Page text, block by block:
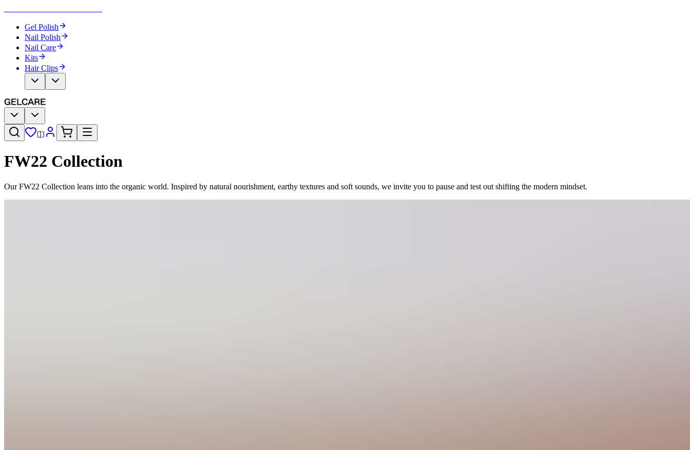
Gel Polish
Nail Polish
Nail Care
Kits
Hair Clips
FW22 Collection​​​​‌ ‍ ​‍​‍‌‍ ‌ ​‍‌‍‍‌‌‍‌ ‌‍‍‌‌‍ ‍​‍​‍​ ‍‍​‍​‍‌ ​ ‌‍​‌‌‍ ‍‌‍‍‌‌ ‌​‌ ‍‌​‍ ‍‌‍‍‌‌‍ ​‍​‍​‍ ​​‍​‍‌‍‍​‌ ​‍‌‍‌‌‌‍‌‍​‍​‍​ ‍‍​‍​‍‌‍‍​‌ ‌​‌ ‌​‌ ​​‌ ​ ​ ‍‍​‍ ​‍ ‌‍‌ ‌‍‌‌‌‍ ​‌‍​ ‌‍​‌‌ ​‍‌‍‌‌​‍ ‍‌ ​ ‌‍​‌‌‍ ‍‌‍‍‌‌ ‌​‌ ‍‌​‍ ‍‌ ​ ‌ ‌​‌ ‌‌‌‍‌​‌‍‍‌‌‍ ​‍ ‌‍‍‌‌‍ ‍‌ ‌​‌‍‌‌‌‍ ‍‌ ‌​​‍ ‌‍‌‌‌‍‌​‌‍‍‌‌ ‌​​‍ ‌‍ ‌‌‍ ‌‍‌​‌‍‌‌​ ‌‌ ​​‌ ​‍‌‍‌‌‌ ​ ‌‍‌‌‌‍ ‍‌ ‌​‌‍​‌‌ ‌​‌‍‍‌‌‍ ‌‍ ‍​ ‍ ‌‍‍‌‌‍‌​​ ‌‌ ​ ‌‍‍​‌‍ ‌ ​​‌‍‍‌‌‍‌‍‌ ‍‌‌​​ ‌‍ ‌‍ ​‌‍ ​‌‍‌‌‌‍​ ‌ ‌​‌‍‍‌‌‍ ‌‍ ‍​‍ ‌​ ‌​​ ‌ ​ ​ ​ ​‌​ ‌​​ ​ ​ ‌‍​ ‌ ​ ​ ​ ​‌​ ​‍​ ‌‌​ ‍ ‌ ‌​‌ ‍‌‌ ​​‌‍‌‌​ ‌‌‍​ ‌‍ ‌‍ ​‌‍ ​‌‍‌‌‌‍​ ‌ ‌​‌‍‍‌‌‍ ‌‍ ‍​ ‍ ‌ ​​‌‍​‌‌ ‌​‌‍‍​​ ‌‌‍‍​‌‍‌‌‌ ​‍‌‍ ​‍ ‍‌ ‌​‌‍‍‌‌ ‌​‌‍ ​‌‍‌‌​‍‌‌​ ‌‌‌​​‍‌‌ ‌‍‍ ‌‍‌‌‌ ‍‌​‍‌‌​ ​ ‌​‌​​‍‌‌​ ​ ‌​‌​​‍‌‌​ ​‍​ ​‍‌‍‌‌‌‍ ‍​‍‌‌​ ​‍​ ​‍​‍‌‌​ ‌‌‌​‌​​‍ ‍‌ ‌‍‌‍​‌‌‍ ​‌ ‌‌‌‍‌‌​ ‌‍​‍‌‍​‌‌ ​ ‌‍‌‌‌‌‌‌‌ ​‍‌‍ ​​ ‌‌‍‍​‌ ‌​‌ ‌​‌ ​​‌ ​ ​‍‌‌​ ​ ‌​​‌​‍‌‌​ ​‍‌​‌‍​‍‌‌​ ​‍‌​‌‍‌‍‌ ‌‍‌‌‌‍ ​‌‍​ ‌‍​‌‌ ​‍‌‍‌‌​‍ ‍‌ ​ ‌‍​‌‌‍ ‍‌‍‍‌‌ ‌​‌ ‍‌​‍ ‍‌ ​ ‌ ‌​‌ ‌‌‌‍‌​‌‍‍‌‌‍ ​‍‌‍‌‍‍‌‌‍‌​​ ‌‌ ​ ‌‍‍​‌‍ ‌ ​​‌‍‍‌‌‍‌‍‌ ‍‌‌​​ ‌‍ ‌‍ ​‌‍ ​‌‍‌‌‌‍​ ‌ ‌​‌‍‍‌‌‍ ‌‍ ‍​‍ ‌​ ‌​​ ‌ ​ ​ ​ ​‌​ ‌​​ ​ ​ ‌‍​ ‌ ​ ​ ​ ​‌​ ​‍​ ‌‌​‍‌‍‌ ‌​‌ ‍‌‌ ​​‌‍‌‌​ ‌‌‍​ ‌‍ ‌‍ ​‌‍ ​‌‍‌‌‌‍​ ‌ ‌​‌‍‍‌‌‍ ‌‍ ‍​‍‌‍‌ ​​‌‍​‌‌ ‌​‌‍‍​​ ‌‌‍‍​‌‍‌‌‌ ​‍‌‍ ​‍ ‍‌ ‌​‌‍‍‌‌ ‌​‌‍ ​‌‍‌‌​‍‌‌​ ‌‌‌​​‍‌‌ ‌‍‍ ‌‍‌‌‌ ‍‌​‍‌‌​ ​ ‌​‌​​‍‌‌​ ​ ‌​‌​​‍‌‌​ ​‍​ ​‍‌‍‌‌‌‍ ‍​‍‌‌​ ​‍​ ​‍​‍‌‌​ ‌‌‌​‌​​‍ ‍‌ ‌‍‌‍​‌‌‍ ​‌ ‌‌‌‍‌‌​‍​‍‌ ‌
Our FW22 Collection leans into the organic world. Inspired by natural nourishment, earthy textures and soft sounds, we invite you to pause and test out shifting the modern mindset.​​​​‌ ‍ ​‍​‍‌‍ ‌ ​‍‌‍‍‌‌‍‌ ‌‍‍‌‌‍ ‍​‍​‍​ ‍‍​‍​‍‌ ​ ‌‍​‌‌‍ ‍‌‍‍‌‌ ‌​‌ ‍‌​‍ ‍‌‍‍‌‌‍ ​‍​‍​‍ ​​‍​‍‌‍‍​‌ ​‍‌‍‌‌‌‍‌‍​‍​‍​ ‍‍​‍​‍‌‍‍​‌ ‌​‌ ‌​‌ ​​‌ ​ ​ ‍‍​‍ ​‍ ‌‍‌ ‌‍‌‌‌‍ ​‌‍​ ‌‍​‌‌ ​‍‌‍‌‌​‍ ‍‌ ​ ‌‍​‌‌‍ ‍‌‍‍‌‌ ‌​‌ ‍‌​‍ ‍‌ ​ ‌ ‌​‌ ‌‌‌‍‌​‌‍‍‌‌‍ ​‍ ‌‍‍‌‌‍ ‍‌ ‌​‌‍‌‌‌‍ ‍‌ ‌​​‍ ‌‍‌‌‌‍‌​‌‍‍‌‌ ‌​​‍ ‌‍ ‌‌‍ ‌‍‌​‌‍‌‌​ ‌‌ ​​‌ ​‍‌‍‌‌‌ ​ ‌‍‌‌‌‍ ‍‌ ‌​‌‍​‌‌ ‌​‌‍‍‌‌‍ ‌‍ ‍​ ‍ ‌‍‍‌‌‍‌​​ ‌‌ ​ ‌‍‍​‌‍ ‌ ​​‌‍‍‌‌‍‌‍‌ ‍‌‌​​ ‌‍ ‌‍ ​‌‍ ​‌‍‌‌‌‍​ ‌ ‌​‌‍‍‌‌‍ ‌‍ ‍​‍ ‌​ ‌​​ ‌ ​ ​ ​ ​‌​ ‌​​ ​ ​ ‌‍​ ‌ ​ ​ ​ ​‌​ ​‍​ ‌‌​ ‍ ‌ ‌​‌ ‍‌‌ ​​‌‍‌‌​ ‌‌‍​ ‌‍ ‌‍ ​‌‍ ​‌‍‌‌‌‍​ ‌ ‌​‌‍‍‌‌‍ ‌‍ ‍​ ‍ ‌ ​​‌‍​‌‌ ‌​‌‍‍​​ ‌‌‍‍​‌‍‌‌‌ ​‍‌‍ ​‍ ‍‌‍‌​‌‍‌‌‌ ​ ‌‍​ ‌ ​‍‌‍‍‌‌ ​​‌ ‌​‌‍‍‌‌‍ ‌‍ ‍​‍‌‌​ ‌‌‌​​‍‌‌ ‌‍‍ ‌‍‌‌‌ ‍‌​‍‌‌​ ​ ‌​‌​​‍‌‌​ ​ ‌​‌​​‍‌‌​ ​‍​ ​‍‌‍‌‌‌‍ ‍​‍‌‌​ ​‍​ ​‍​‍‌‌​ ‌‌‌​‌​​‍ ‍‌ ‌‍‌‍​‌‌‍ ​‌ ‌‌‌‍‌‌​‍‌‌​ ‌‌‌​​‍‌‌ ‌‍‍ ‌‍‌‌‌ ‍‌​‍‌‌​ ​ ‌​‌​​‍‌‌​ ​ ‌​‌​​‍‌‌​ ​‍​ ​‍‌‍​‌​ ‌‍​ ‌‌​ ‌‍​ ‍​​ ‍​​ ​‍​ ​‍​ ​‌‌‍​‌‌‍​‌‌‍‌​​‍‌‌​ ​‍​ ​‍​‍‌‌​ ‌‌‌​‌​​‍ ‍‌‍​ ‌‍‍​‌‍‍‌‌‍ ​‌‍‌​‌ ​‍‌‍‌‌‌‍ ‍​‍‌‌​ ‌‌‌​​‍‌‌ ‌‍‍ ‌‍‌‌‌ ‍‌​‍‌‌​ ​ ‌​‌​​‍‌‌​ ​ ‌​‌​​‍‌‌​ ​‍​ ​‍​ ​‌​ ​​‌‍‌‌​ ‌‍​ ​​‌‍‌​‌‍​‍​ ‌​​ ​‌‌‍‌‍​ ​‍‌‍‌‍​ ​​​‍‌‌​ ​‍​ ​‍​‍‌‌​ ‌‌‌​‌​​‍ ‍‌ ‌​‌‍‌‌‌ ‍​‌ ‌​​ ‌‍​‍‌‍​‌‌ ​ ‌‍‌‌‌‌‌‌‌ ​‍‌‍ ​​ ‌‌‍‍​‌ ‌​‌ ‌​‌ ​​‌ ​ ​‍‌‌​ ​ ‌​​‌​‍‌‌​ ​‍‌​‌‍​‍‌‌​ ​‍‌​‌‍‌‍‌ ‌‍‌‌‌‍ ​‌‍​ ‌‍​‌‌ ​‍‌‍‌‌​‍ ‍‌ ​ ‌‍​‌‌‍ ‍‌‍‍‌‌ ‌​‌ ‍‌​‍ ‍‌ ​ ‌ ‌​‌ ‌‌‌‍‌​‌‍‍‌‌‍ ​‍‌‍‌‍‍‌‌‍‌​​ ‌‌ ​ ‌‍‍​‌‍ ‌ ​​‌‍‍‌‌‍‌‍‌ ‍‌‌​​ ‌‍ ‌‍ ​‌‍ ​‌‍‌‌‌‍​ ‌ ‌​‌‍‍‌‌‍ ‌‍ ‍​‍ ‌​ ‌​​ ‌ ​ ​ ​ ​‌​ ‌​​ ​ ​ ‌‍​ ‌ ​ ​ ​ ​‌​ ​‍​ ‌‌​‍‌‍‌ ‌​‌ ‍‌‌ ​​‌‍‌‌​ ‌‌‍​ ‌‍ ‌‍ ​‌‍ ​‌‍‌‌‌‍​ ‌ ‌​‌‍‍‌‌‍ ‌‍ ‍​‍‌‍‌ ​​‌‍​‌‌ ‌​‌‍‍​​ ‌‌‍‍​‌‍‌‌‌ ​‍‌‍ ​‍ ‍‌‍‌​‌‍‌‌‌ ​ ‌‍​ ‌ ​‍‌‍‍‌‌ ​​‌ ‌​‌‍‍‌‌‍ ‌‍ ‍​‍‌‌​ ‌‌‌​​‍‌‌ ‌‍‍ ‌‍‌‌‌ ‍‌​‍‌‌​ ​ ‌​‌​​‍‌‌​ ​ ‌​‌​​‍‌‌​ ​‍​ ​‍‌‍‌‌‌‍ ‍​‍‌‌​ ​‍​ ​‍​‍‌‌​ ‌‌‌​‌​​‍ ‍‌ ‌‍‌‍​‌‌‍ ​‌ ‌‌‌‍‌‌​‍‌‌​ ‌‌‌​​‍‌‌ ‌‍‍ ‌‍‌‌‌ ‍‌​‍‌‌​ ​ ‌​‌​​‍‌‌​ ​ ‌​‌​​‍‌‌​ ​‍​ ​‍‌‍​‌​ ‌‍​ ‌‌​ ‌‍​ ‍​​ ‍​​ ​‍​ ​‍​ ​‌‌‍​‌‌‍​‌‌‍‌​​‍‌‌​ ​‍​ ​‍​‍‌‌​ ‌‌‌​‌​​‍ ‍‌‍​ ‌‍‍​‌‍‍‌‌‍ ​‌‍‌​‌ ​‍‌‍‌‌‌‍ ‍​‍‌‌​ ‌‌‌​​‍‌‌ ‌‍‍ ‌‍‌‌‌ ‍‌​‍‌‌​ ​ ‌​‌​​‍‌‌​ ​ ‌​‌​​‍‌‌​ ​‍​ ​‍​ ​‌​ ​​‌‍‌‌​ ‌‍​ ​​‌‍‌​‌‍​‍​ ‌​​ ​‌‌‍‌‍​ ​‍‌‍‌‍​ ​​​‍‌‌​ ​‍​ ​‍​‍‌‌​ ‌‌‌​‌​​‍ ‍‌ ‌​‌‍‌‌‌ ‍​‌ ‌​​‍​‍‌ ‌